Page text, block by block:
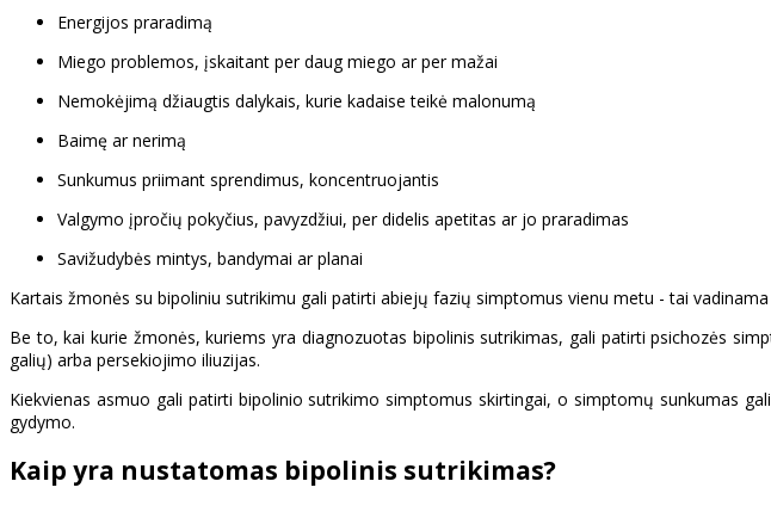
Energijos praradimą
Miego problemos, įskaitant per daug miego ar per mažai
Nemokėjimą džiaugtis dalykais, kurie kadaise teikė malonumą
Baimę ar nerimą
Sunkumus priimant sprendimus, koncentruojantis
Valgymo įpročių pokyčius, pavyzdžiui, per didelis apetitas ar jo praradimas
Savižudybės mintys, bandymai ar planai
Kartais žmonės su bipoliniu sutrikimu gali patirti abiejų fazių simptomus vienu metu - tai vadinama
Be to, kai kurie žmonės, kuriems yra diagnozuotas bipolinis sutrikimas, gali patirti psichozės
galių) arba persekiojimo iliuzijas.
Kiekvienas asmuo gali patirti bipolinio sutrikimo simptomus skirtingai, o simptomų sunkumas
gydymo.
Kaip yra nustatomas bipolinis sutrikimas?